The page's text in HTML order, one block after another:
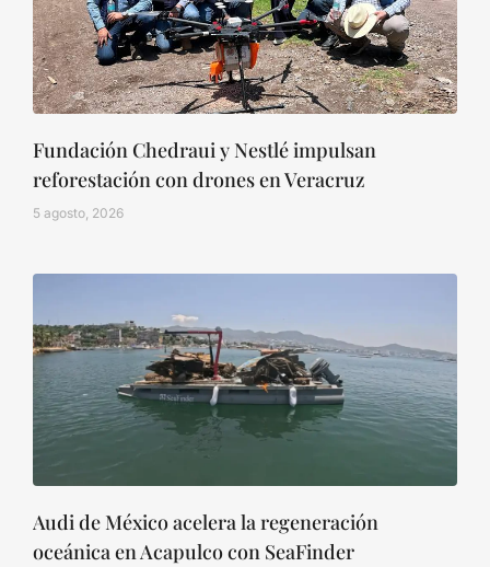
Fundación Chedraui y Nestlé impulsan
reforestación con drones en Veracruz
5 agosto, 2026
Audi de México acelera la regeneración
oceánica en Acapulco con SeaFinder